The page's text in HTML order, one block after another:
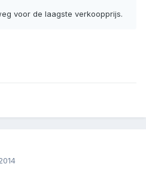
voor de laagste verkoopprijs.